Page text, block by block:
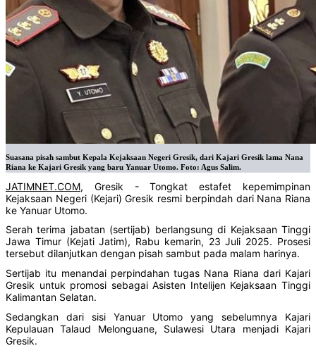
Suasana pisah sambut Kepala Kejaksaan Negeri Gresik, dari Kajari Gresik lama Nana
Riana ke Kajari Gresik yang baru Yanuar Utomo. Foto: Agus Salim.
JATIMNET.COM, Gresik - Tongkat estafet kepemimpinan
Kejaksaan Negeri (Kejari) Gresik resmi berpindah dari Nana Riana
ke Yanuar Utomo.
Serah terima jabatan (sertijab) berlangsung di Kejaksaan Tinggi
Jawa Timur (Kejati Jatim), Rabu kemarin, 23 Juli 2025. Prosesi
tersebut dilanjutkan dengan pisah sambut pada malam harinya.
Sertijab itu menandai perpindahan tugas Nana Riana dari Kajari
Gresik untuk promosi sebagai Asisten Intelijen Kejaksaan Tinggi
Kalimantan Selatan.
Sedangkan dari sisi Yanuar Utomo yang sebelumnya Kajari
Kepulauan Talaud Melonguane, Sulawesi Utara menjadi Kajari
Gresik.